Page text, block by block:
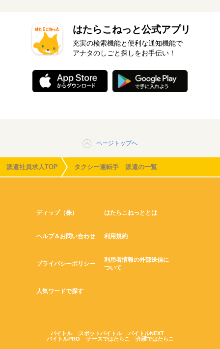
はたらこねっと公式アプリ
充実の検索機能と便利な通知機能で
アナタのしごと探しをお手伝い！
ページトップへ
派遣社員求人TOP タクシー運転手 派遣の一覧
ディップ（株） はたらこねっととは
ヘルプ＆お問い合わせ 利用規約
プライバシーポリシー
利用者情報の外部送信に
ついて
人気ワードで探す
バイトル スポットバイトル
バイトルNEXT
バイトルPRO
ナースではたらこ 介護ではたらこ